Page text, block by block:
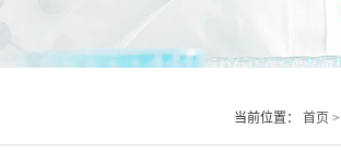
当前位置： 首页 >